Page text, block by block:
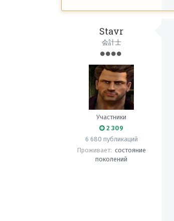
Stavr
会計士
Участники
2 309
6 680 публикаций
Проживает: состояние
поколений